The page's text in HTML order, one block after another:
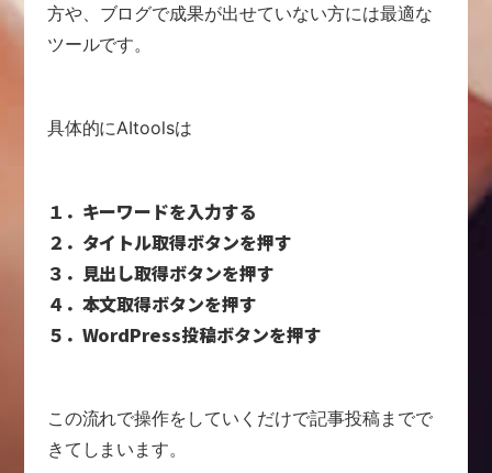
方や、 ブログで成果が出せていない方には最適な
ツールです。
具体的にAItoolsは
１．キーワードを入力する
２．タイトル取得ボタンを押す
３．見出し取得ボタンを押す
４．本文取得ボタンを押す
５．WordPress投稿ボタンを押す
この流れで操作をしていくだけで記事投稿までで
きてしまいます。